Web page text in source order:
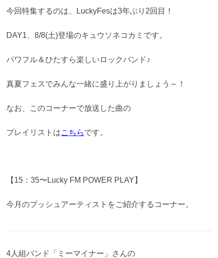
今回特集するのは、LuckyFesは3年ぶり2回目！
DAY1、8/8(土)登場のキュウソネコカミです。
パワフル＆ひたすら楽しいロックバンド♪
真夏フェスでみんな一緒に盛り上がりましょう～！
なお、このコーナーで放送した曲の
プレイリストはこちらです。
【15：35〜Lucky FM POWER PLAY】
今月のプッシュアーティストをご紹介するコーナー。
4人組バンド「ミーマイナー」さんの